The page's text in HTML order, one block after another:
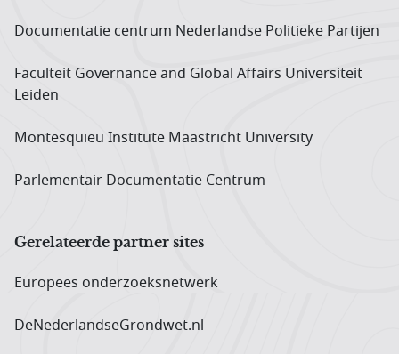
Documentatie centrum Neder­landse Politieke Partijen
Faculteit Governance and Global Affairs Universiteit
Leiden
Montesquieu Institute Maastricht University
Parlementair Documentatie Centrum
Gerelateerde partner sites
Europees onderzoeks­netwerk
DeNederlandseGrondwet.nl